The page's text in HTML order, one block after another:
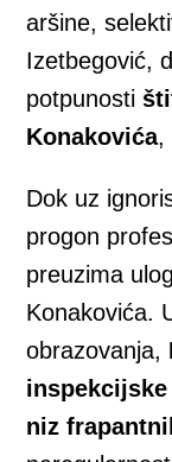
aršine,
Izetbegović,
potpunosti
Konakovića,
Dok uz
progon
preuzima
Konakovića.
obrazovanja,
niz